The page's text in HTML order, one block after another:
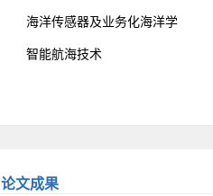
海洋传感器及业务化海洋学
智能航海技术
论文成果